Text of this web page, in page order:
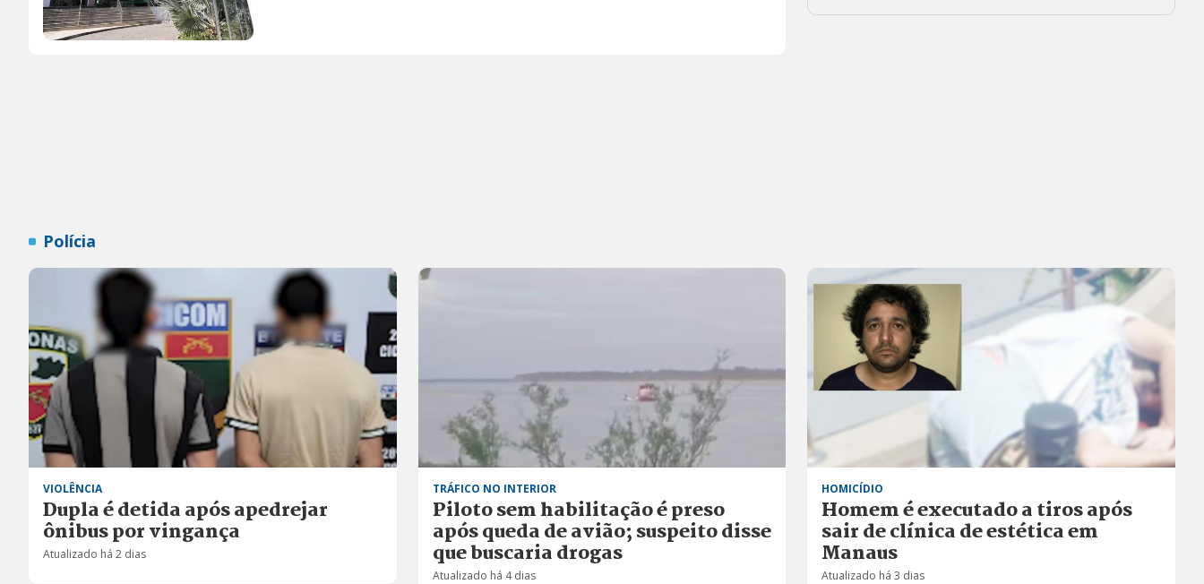
Polícia
VIOLÊNCIA
Dupla é detida após apedrejar
ônibus por vingança
Atualizado há 2 dias
TRÁFICO NO INTERIOR
Piloto sem habilitação é preso
após queda de avião; suspeito disse
que buscaria drogas
Atualizado há 4 dias
HOMICÍDIO
Homem é executado a tiros após
sair de clínica de estética em
Manaus
Atualizado há 3 dias